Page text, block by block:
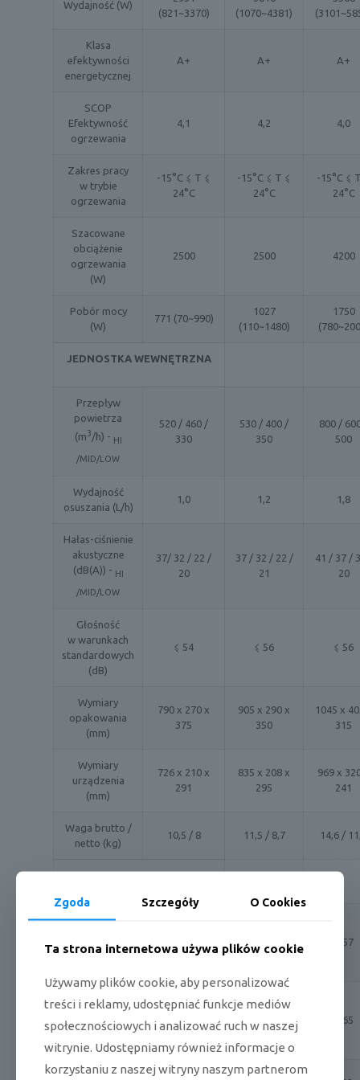
Wydajność (W)
(821~3370)
(1070~4381)
Klasa
efektywności
energetycznej
A+ A+ A+
SCOP
Efektywność
ogrzewania
4,1 4,2 4,0
Zakres pracy
w trybie
ogrzewania
-15°C ⩽ T ⩽
24°C
-15°C ⩽ T ⩽
24°C
-15°C ⩽
24°C
Szacowane
obciążenie
ogrzewania
(W)
2500 2500 4200
Pobór mocy
(W)
771 (70~990)
1027
(110~1480)
1750
JEDNOSTKA WEWNĘTRZNA
Przepływ
powietrza
(m3/h) - HI
/MID/LOW
520 / 460 /
330
530 / 400 /
350
800 /
500
Wydajność
osuszania (L/h)
1,0 1,2 1,8
Hałas-ciśnienie
akustyczne
(dB(A)) - HI
/MID/LOW
37/ 32 / 22 /
20
37 / 32 / 22 /
21
41 / 37 /
20
Głośność
w warunkach
standardowych
(dB)
⩽ 54 ⩽ 56 ⩽ 56
Wymiary
opakowania
(mm)
790 x 270 x
375
905 x 290 x
350
1045 x
315
Wymiary
urządzenia
(mm)
726 x 210 x
291
835 x 208 x
295
969 x
241
Waga brutto /
netto (kg)
10,5 / 8 11,5 / 8,7 14,6 /
JEDNOSTKA ZEWNĘTRZNA
Hałas -
akustyczne
⩽ 55,5 ⩽ 57
Głośność
w warunkach
standardowych
(dB)
⩽ 62 ⩽ 65
Czynnik
Zgoda Szczegóły O Cookies
Ta strona internetowa używa plików cookie
Używamy plików cookie, aby personalizować
treści i reklamy, udostępniać funkcje mediów
społecznościowych i analizować ruch w naszej
witrynie. Udostępniamy również informacje o
korzystaniu z naszej witryny naszym partnerom